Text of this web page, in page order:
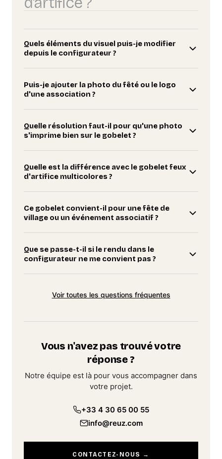
Quels éléments du visuel puis-je modifier
depuis le configurateur ?
Puis-je ajouter la photo du fêté ou le logo
d'une association ?
Quelle résolution faut-il pour qu'une photo
s'imprime bien sur le gobelet ?
Quelle est la différence avec le gobelet feux
d'artifice multicolores ?
Ce gobelet convient-il pour une fête de
village ou un événement associatif ?
Que se passe-t-il si le rendu dans le
configurateur ne me convient pas ?
Voir toutes les questions fréquentes
Vous n'avez pas trouvé votre
réponse ?
Notre équipe est là pour vous accompagner dans
votre projet.
+33 4 30 65 00 55
info@reuz.com
CONTACTEZ-NOUS →